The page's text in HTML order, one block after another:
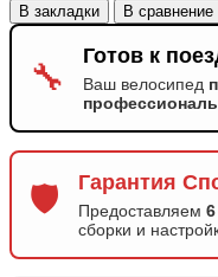
В закладки
В сравнение
🔧
Готов к
Ваш велосипед
🛡️ Гарантия
Предоставляем
сборки и